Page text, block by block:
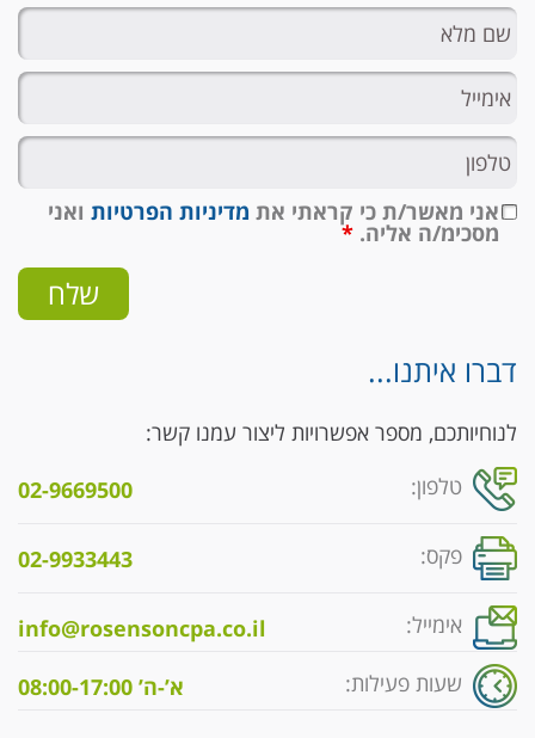
אני מאשר/ת כי קראתי את מדיניות הפרטיות ואני
מסכימ/ה אליה.*
דברו איתנו...
לנוחיותכם, מספר אפשרויות ליצור עמנו קשר:
טלפון:
02-9669500
פקס: 02-9933443
אימייל:
info@rosensoncpa.co.il
שעות פעילות:
א’-ה’ 08:00-17:00